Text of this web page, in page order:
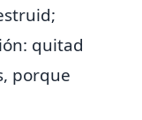
quitad
porque